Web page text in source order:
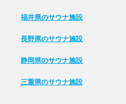
福井県のサウナ施設
長野県のサウナ施設
静岡県のサウナ施設
三重県のサウナ施設